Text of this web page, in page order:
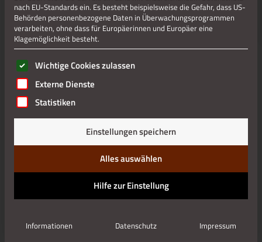
Umgebung ein Stück weit erkundet. Denn die in
unmittelbarer Nachbarschaft zueinander gelegenen
„Highlights“ aus den Bereichen Natur, Technik und Kultur
geben unseren Besuchern die äußerst spannende
Möglichkeit, unsere Kupferstadt als variantenreiches,
touristisches Gesamterlebnis mit hohem
Erinnerungspotenzial zu erfahren und zu genießen.
Am intensivsten wird dieses Erkunden natürlich dann, wenn
offenen Augen und auf Schusters Rappen durchstreift. Die
Waldgebiete bieten ein äußerst vielgestaltiges
Landschaftsbild und geben sowohl Spaziergängern als auch
anspruchsvollen Wanderfreunden zahllose Gelegenheiten zu
ausgedehnten Touren.
In den
nach EU-Standards ein. Es besteht beispielsweise die Gefahr, dass US-
Behörden personenbezogene Daten in Überwachungsprogrammen
verarbeiten, ohne dass für Europäerinnen und Europäer eine
Klagemöglichkeit besteht.
Es folgt eine Liste der Service-Gruppen, für die eine
Wichtige Cookies zulassen
Externe Dienste
Statistiken
Einstellungen speichern
Alles auswählen
Hilfe zur Einstellung
Informationen Datenschutz Impressum